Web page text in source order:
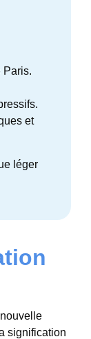
Paris.
et
léger
signification